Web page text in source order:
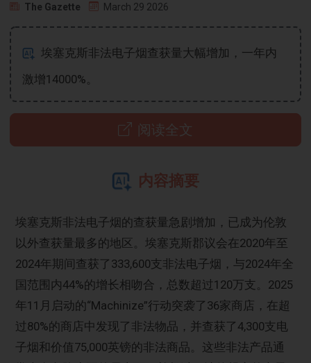
The Gazette March 29 2026
埃塞克斯非法电子烟查获量大幅增加，一年内
激增14000%。
阅读全文
内容摘要
埃塞克斯非法电子烟的查获量急剧增加，已成为伦敦
以外查获量最多的地区。埃塞克斯郡议会在2020年至
2024年期间查获了333,600支非法电子烟，与2024年全
国范围内44%的增长相吻合，总数超过120万支。2025
年11月启动的“Machinize”行动突袭了36家商店，在超
过80%的商店中发现了非法物品，并查获了4,300支电
子烟和价值75,000英镑的非法商品。这些非法产品通